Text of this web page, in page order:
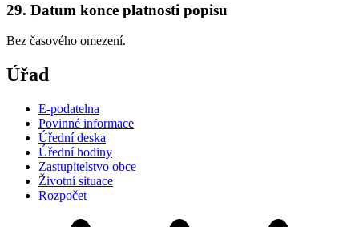
29. Datum konce platnosti popisu
Bez časového omezení.
Úřad
E-podatelna
Povinné informace
Úřední deska
Úřední hodiny
Zastupitelstvo obce
Životní situace
Rozpočet